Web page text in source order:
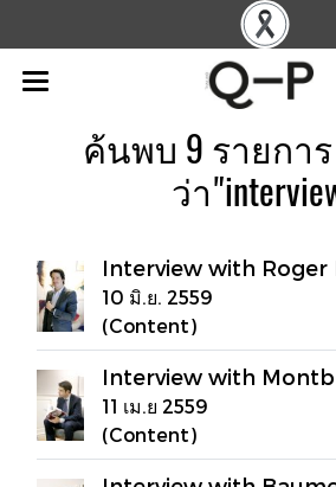
ค้นพบ 9 รายกา
ว่า
Interview with Roger
10 มิ.ย. 2559
(Content)
Interview with
11 เม.ย 2559
(Content)